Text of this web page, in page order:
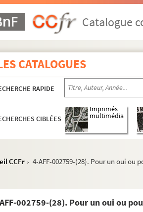
Catalogue
CATALOGUES
RAPIDE
CIBLÉES
Imprimés
multimédia
CCFr > 4-AFF-002759-(28). Pour un oui ou
002759-(28). Pour un oui ou
Médiathèque d'Ivry
Théâtre Antoine Vitez
Spectacles
4-AFF-002759-(01). L'amour
4-AFF-002759-(02). Au bois lacté
4-AFF-002759-(03). L'avare
4-AFF-002759-(04). La
4-AFF-002759-(05). Ce soir on
4-AFF-002759-(06). Cinq
4-AFF-002759-(08). Dans la
4-AFF-002759-(11). Exécuteur 14